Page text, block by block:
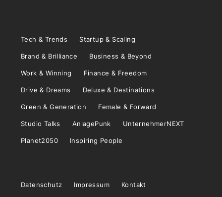
Tech & Trends Startup & Scaling
Brand & Brilliance Business & Beyond
Work & Winning Finance & Freedom
Drive & Dreams Deluxe & Destinations
Green & Generation Female & Forward
Studio Talks AnlagePunk UnternehmerNEXT
Planet2050 Inspiring People
Datenschutz Impressum Kontakt